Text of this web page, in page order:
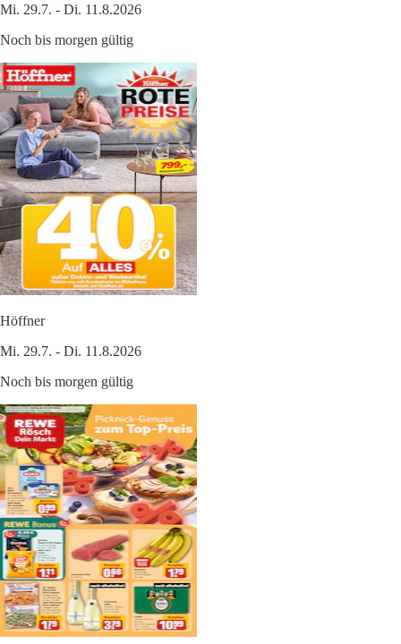
Mi. 29.7. - Di. 11.8.2026
Noch bis morgen gültig
Höffner
Mi. 29.7. - Di. 11.8.2026
Noch bis morgen gültig